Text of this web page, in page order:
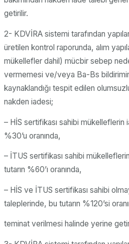
getirilir.
2- KDVİRA sistemi tarafından
üretilen kontrol raporunda, alım
mükellefler dahil) mücbir sebep
vermemesi ve/veya Ba-Bs
kaynaklandığı tespit edilen
nakden iadesi;
– HİS sertifikası sahibi mükelleflerin
%30’u oranında,
– İTUS sertifikası sahibi
tutarın %60’ı oranında,
– HİS ve İTUS sertifikası sahibi
taleplerinde, bu tutarın %120’si
teminat verilmesi halinde yerine